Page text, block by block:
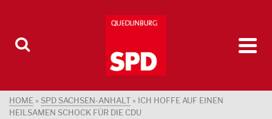
HOME » SPD SACHSEN-ANHALT » ICH HOFFE AUF EINEN
HEILSAMEN SCHOCK FÜR DIE CDU